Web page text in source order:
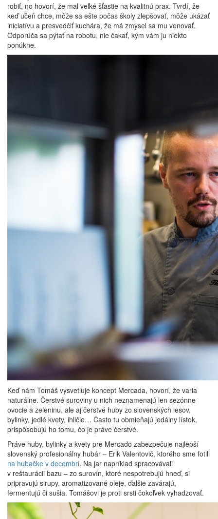
robiť, no hovorí, že mal veľké šťastie na kvalitnú prax. Tvrdí, že
keď učeň chce, môže sa ešte počas školy zlepšovať, môže ukázať
iniciatívu a presvedčiť kuchára, že má zmysel sa mu venovať.
Odporúča sa pýtať na robotu, nie čakať, kým vám ju niekto
ponúkne.
Keď nám Tomáš vysvetľuje koncept Mercada, hovorí, že varia
naturálne. Čerstvé suroviny u nich neznamenajú len sezónne
ovocie a zeleninu, ale aj čerstvé huby zo slovenských lesov,
bylinky, jedlé kvety, ihličie… Často tu obmieňajú jedálny lístok,
prispôsobujú ho tomu, čo je práve čerstvé.
Práve huby, bylinky a kvety pre Mercado zabezpečuje najlepší
slovenský profesionálny hubár – Erik Valentovič, ktorého sme fotili
na hubačke v decembri. Na jar napríklad spracovávali
v reštaurácii bazu – zo surovín, ktoré nespotrebujú hneď, si
pripravujú sirupy, aromatizované oleje, ďalšie zavárajú,
fermentujú či sušia. Tomášovi je proti srsti čokoľvek vyhadzovať.